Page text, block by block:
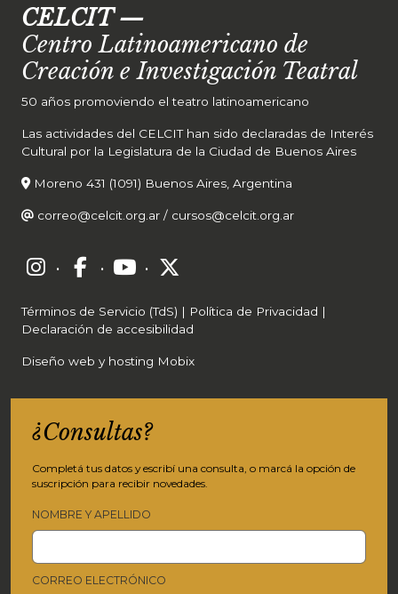
CELCIT—
Centro Latinoamericano de
Creación e Investigación Teatral
50 años promoviendo el teatro latinoamericano
Las actividades del CELCIT han sido declaradas de Interés
Cultural por la Legislatura de la Ciudad de Buenos Aires
Moreno 431 (1091) Buenos Aires, Argentina
correo@celcit.org.ar / cursos@celcit.org.ar
· · ·
Términos de Servicio (TdS) | Política de Privacidad |
Declaración de accesibilidad
Diseño web y hosting Mobix
¿Consultas?
Completá tus datos y escribí una consulta, o marcá la opción de
suscripción para recibir novedades.
NOMBRE Y APELLIDO
CORREO ELECTRÓNICO